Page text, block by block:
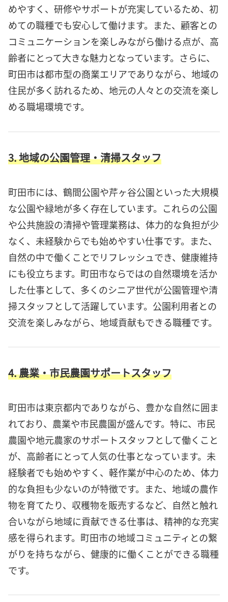
めやすく、研修やサポートが充実しているため、初
めての職種でも安心して働けます。また、顧客との
コミュニケーションを楽しみながら働ける点が、高
齢者にとって大きな魅力となっています。さらに、
町田市は都市型の商業エリアでありながら、地域の
住民が多く訪れるため、地元の人々との交流を楽し
める職場環境です。
3. 地域の公園管理・清掃スタッフ
町田市には、鶴間公園や芹ヶ谷公園といった大規模
な公園や緑地が多く存在しています。これらの公園
や公共施設の清掃や管理業務は、体力的な負担が少
なく、未経験からでも始めやすい仕事です。また、
自然の中で働くことでリフレッシュでき、健康維持
にも役立ちます。町田市ならではの自然環境を活か
した仕事として、多くのシニア世代が公園管理や清
掃スタッフとして活躍しています。公園利用者との
交流を楽しみながら、地域貢献もできる職種です。
4. 農業・市民農園サポートスタッフ
町田市は東京都内でありながら、豊かな自然に囲ま
れており、農業や市民農園が盛んです。特に、市民
農園や地元農家のサポートスタッフとして働くこと
が、高齢者にとって人気の仕事となっています。未
経験者でも始めやすく、軽作業が中心のため、体力
的な負担も少ないのが特徴です。また、地域の農作
物を育てたり、収穫物を販売するなど、自然と触れ
合いながら地域に貢献できる仕事は、精神的な充実
感を得られます。町田市の地域コミュニティとの繋
がりを持ちながら、健康的に働くことができる職種
です。